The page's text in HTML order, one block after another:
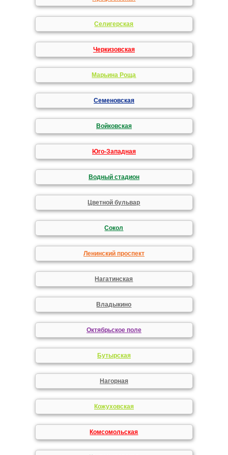
Селигерская
Черкизовская
Марьина Роща
Семеновская
Войковская
Юго-Западная
Водный стадион
Цветной бульвар
Сокол
Ленинский проспект
Нагатинская
Владыкино
Октябрьское поле
Бутырская
Нагорная
Кожуховская
Комсомольская